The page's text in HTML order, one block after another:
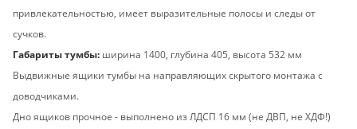
привлекательностью, имеет выразительные полосы и следы от
сучков.
Габариты тумбы: ширина 1400, глубина 405, высота 532 мм
Выдвижные ящики тумбы на направляющих скрытого монтажа с
доводчиками.
Дно ящиков прочное - выполнено из ЛДСП 16 мм (не ДВП, не ХДФ!)